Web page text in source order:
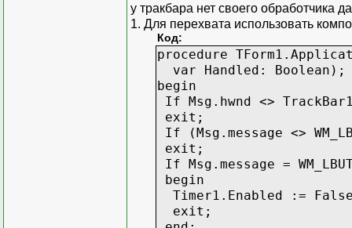
у тракбара нет своего обработчика
1. Для перехвата использовать
Код:
procedure
var Handled: Boolean);
begin
If Msg.hwnd <>
exit;
If (Msg.message <>
exit;
If Msg.message =
begin
Timer1.Enabled :=
exit;